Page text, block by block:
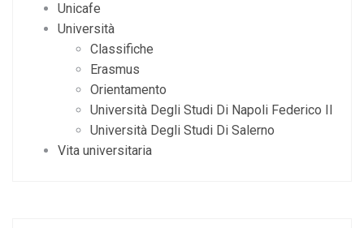
Unicafe
Università
Classifiche
Erasmus
Orientamento
Università Degli Studi Di Napoli Federico II
Università Degli Studi Di Salerno
Vita universitaria